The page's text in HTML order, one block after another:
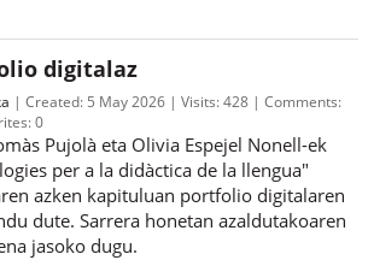
digitalaz
Created: 5 May 2026 Visits:428
Comments:
0
Pujolà eta Olivia Espejel Nonell-ek
per a la didàctica de la llengua"
azken kapituluan portfolio digitalaren
dute. Sarrera honetan azaldutakoaren
jasoko dugu.